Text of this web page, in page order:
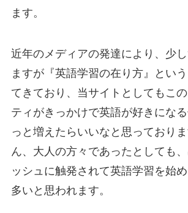
ます。
近年のメディアの発達により、少
ますが『英語学習の在り方』とい
てきており、 当サイトとしてもこ
ティがきっかけで英語が好きにな
っと増えたらいいなと思っておりま
ん、大人の方々であったとしても
ッシュに触発されて英語学習を始
多いと思われます。